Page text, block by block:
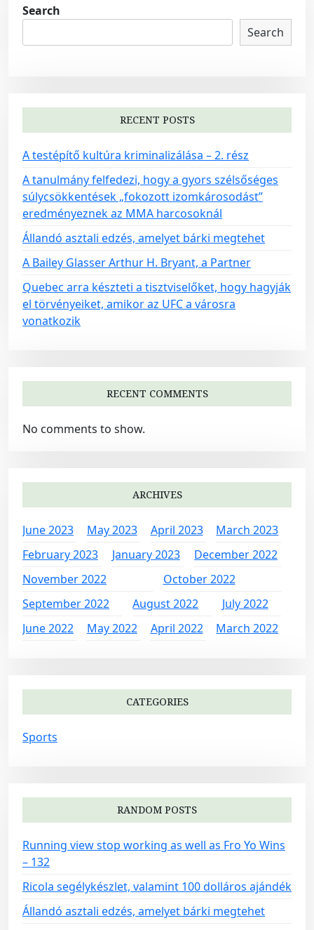
t
g
a
t
i
o
n
Search
Search
RECENT POSTS
A testépítő kultúra kriminalizálása – 2. rész
A tanulmány felfedezi, hogy a gyors szélsőséges
súlycsökkentések „fokozott izomkárosodást”
eredményeznek az MMA harcosoknál
Állandó asztali edzés, amelyet bárki megtehet
A Bailey Glasser Arthur H. Bryant, a Partner
Quebec arra készteti a tisztviselőket, hogy hagyják
el törvényeiket, amikor az UFC a városra
vonatkozik
RECENT COMMENTS
No comments to show.
ARCHIVES
June 2023 May 2023 April 2023
March 2023
February 2023
January 2023
December 2022
November 2022
October 2022
September 2022
August 2022
July 2022
June 2022
May 2022 April 2022 March 2022
CATEGORIES
Sports
RANDOM POSTS
Running view stop working as well as Fro Yo Wins
– 132
Ricola segélykészlet, valamint 100 dolláros ajándék
Állandó asztali edzés, amelyet bárki megtehet